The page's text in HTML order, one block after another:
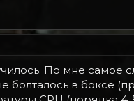
По мне самое
болталось в боксе